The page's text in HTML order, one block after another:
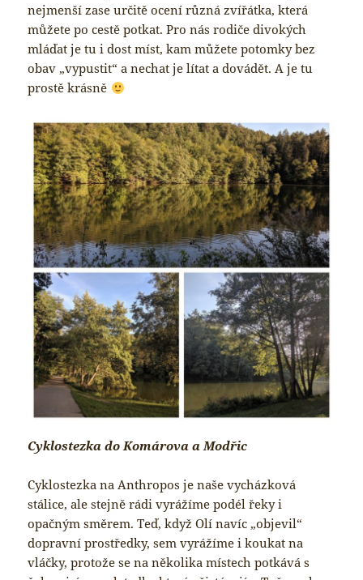
nejmenší zase určitě ocení různá zvířátka, která
můžete po cestě potkat. Pro nás rodiče divokých
mláďat je tu i dost míst, kam můžete potomky bez
obav „vypustit“ a nechat je lítat a dovádět. A je tu
prostě krásně
Cyklostezka do Komárova a Modřic
Cyklostezka na Anthropos je naše vycházková
stálice, ale stejně rádi vyrážíme podél řeky i
opačným směrem. Teď, když Olí navíc „objevil“
dopravní prostředky, sem vyrážíme i koukat na
vláčky, protože se na několika místech potkává s